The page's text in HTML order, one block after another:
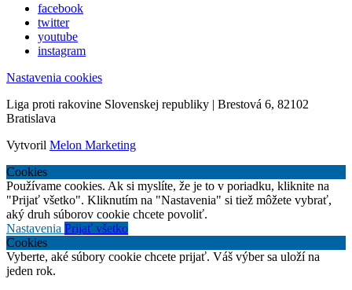
facebook
twitter
youtube
instagram
Nastavenia cookies
Liga proti rakovine Slovenskej republiky | Brestová 6, 82102
Bratislava
Vytvoril Melon Marketing
Cookies
Používame cookies. Ak si myslíte, že je to v poriadku, kliknite na
"Prijať všetko". Kliknutím na "Nastavenia" si tiež môžete vybrať,
aký druh súborov cookie chcete povoliť.
Nastavenia Prijať všetko
Cookies
Vyberte, aké súbory cookie chcete prijať. Váš výber sa uloží na
jeden rok.